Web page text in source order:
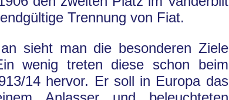
Trennung von Fiat.
sieht man die besonderen Ziele
wenig treten diese schon beim
14 hervor. Er soll in Europa das